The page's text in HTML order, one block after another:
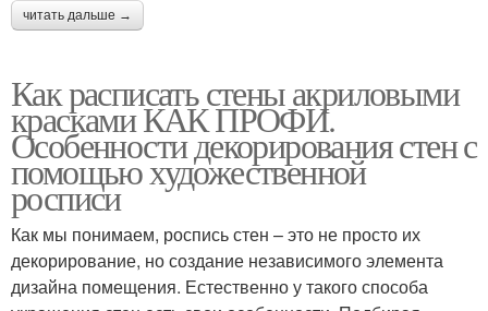
читать дальше →
Как расписать стены акриловыми
красками КАК ПРОФИ.
Особенности декорирования стен с
помощью художественной
росписи
Как мы понимаем, роспись стен – это не просто их
декорирование, но создание независимого элемента
дизайна помещения. Естественно у такого способа